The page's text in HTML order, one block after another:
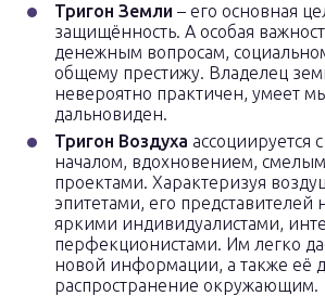
Тригон Земли – его основная
защищённость. А особая
денежным вопросам,
общему престижу. Владелец
невероятно практичен, умеет
дальновиден.
Тригон Воздуха ассоциируется
началом, вдохновением,
проектами. Характеризуя
эпитетами, его представителей
яркими индивидуалистами,
перфекционистами. Им легко
новой информации, а также её
распространение окружающим.